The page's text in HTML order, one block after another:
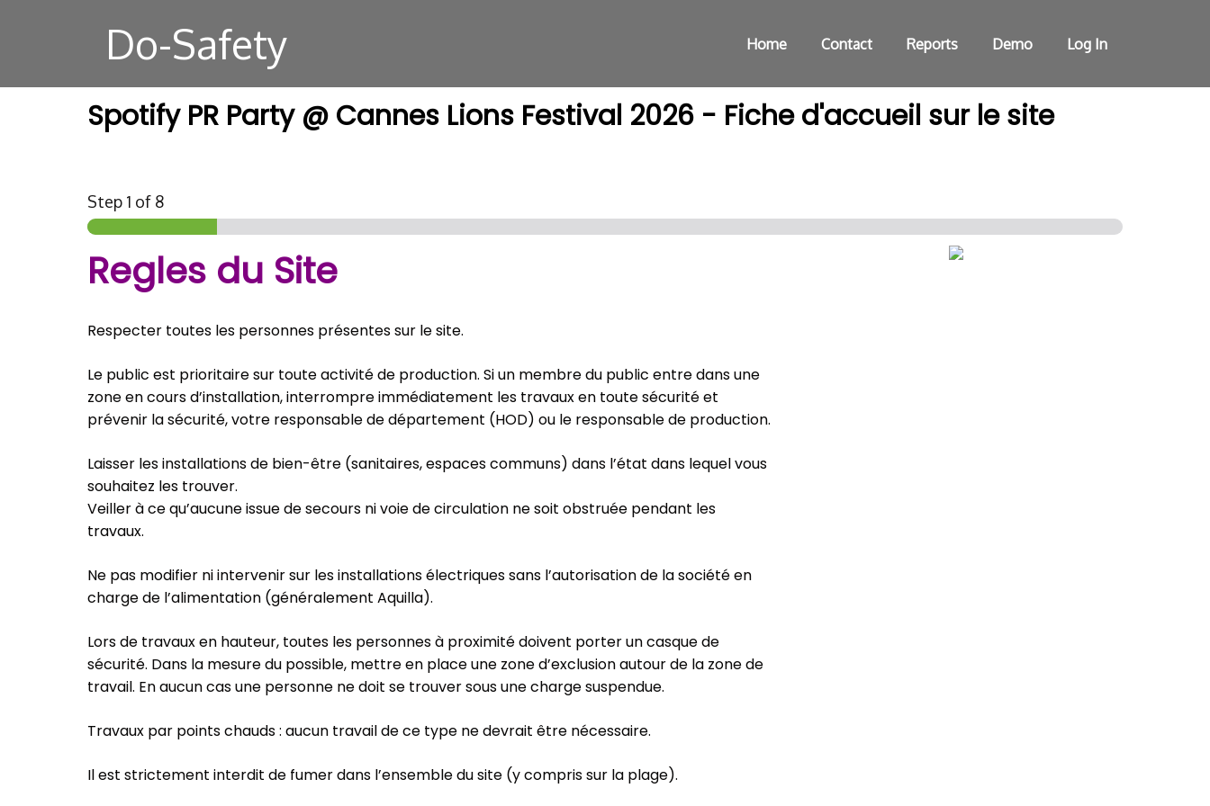
Do-Safety Home Contact Reports Demo Log In
Spotify PR Party @ Cannes Lions Festival 2026 - Fiche d'accueil sur le site
Step 1 of 8
Regles du Site
Respecter toutes les personnes présentes sur le site.
Le public est prioritaire sur toute activité de production. Si un membre du public entre dans une
zone en cours d’installation, interrompre immédiatement les travaux en toute sécurité et
prévenir la sécurité, votre responsable de département (HOD) ou le responsable de production.
Laisser les installations de bien-être (sanitaires, espaces communs) dans l’état dans lequel vous
souhaitez les trouver.
Veiller à ce qu’aucune issue de secours ni voie de circulation ne soit obstruée pendant les
travaux.
Ne pas modifier ni intervenir sur les installations électriques sans l’autorisation de la société en
charge de l’alimentation (généralement Aquilla).
Lors de travaux en hauteur, toutes les personnes à proximité doivent porter un casque de
sécurité. Dans la mesure du possible, mettre en place une zone d’exclusion autour de la zone de
travail. En aucun cas une personne ne doit se trouver sous une charge suspendue.
Travaux par points chauds : aucun travail de ce type ne devrait être nécessaire.
Il est strictement interdit de fumer dans l’ensemble du site (y compris sur la plage).